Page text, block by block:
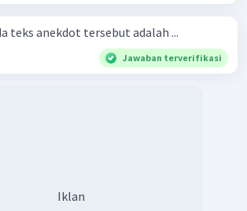
teks anekdot tersebut adalah ...
Jawaban terverifikasi
Iklan